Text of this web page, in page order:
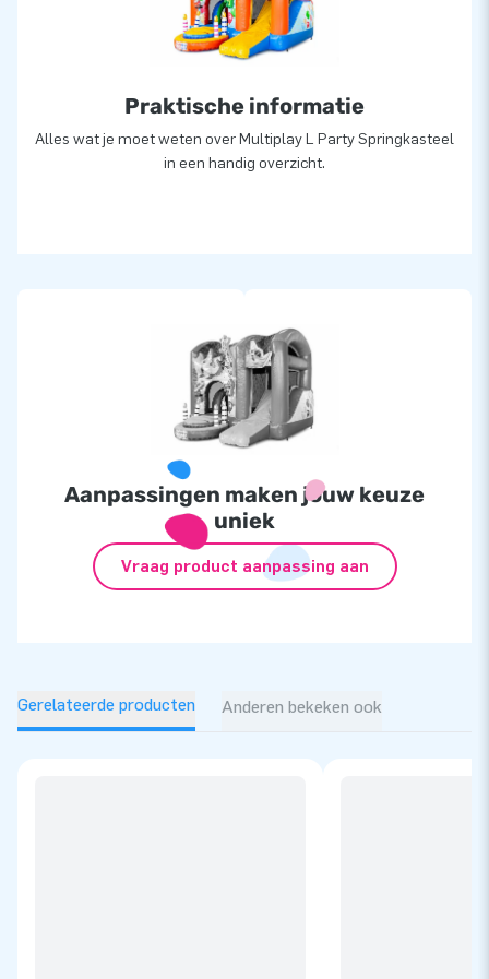
Praktische informatie
Alles wat je moet weten over Multiplay L Party Springkasteel
in een handig overzicht.
Aanpassingen maken jouw keuze
uniek
Vraag product aanpassing aan
Gerelateerde producten Anderen bekeken ook